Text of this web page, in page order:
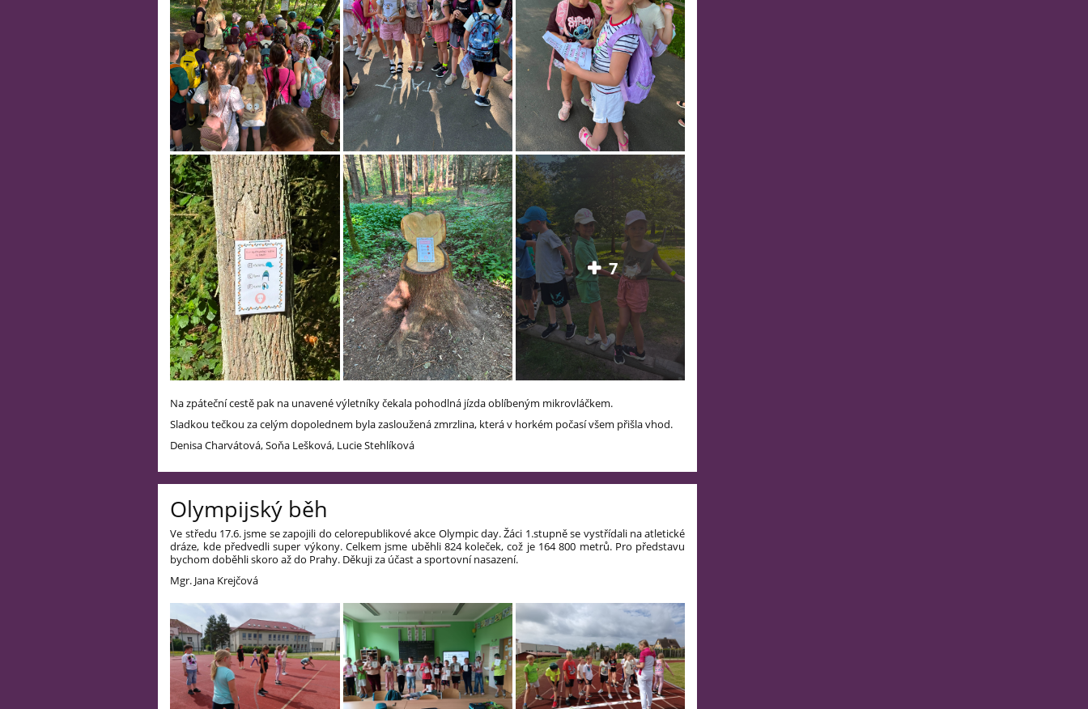
7
Na zpáteční cestě pak na unavené výletníky čekala pohodlná jízda oblíbeným mikrovláčkem.
Sladkou tečkou za celým dopolednem byla zasloužená zmrzlina, která v horkém počasí všem přišla vhod.
Denisa Charvátová, Soňa Lešková, Lucie Stehlíková
Olympijský běh
Ve středu 17.6. jsme se zapojili do celorepublikové akce Olympic day. Žáci 1.stupně se vystřídali na atletické
dráze, kde předvedli super výkony. Celkem jsme uběhli 824 koleček, což je 164 800 metrů. Pro představu
bychom doběhli skoro až do Prahy. Děkuji za účast a sportovní nasazení.
Mgr. Jana Krejčová